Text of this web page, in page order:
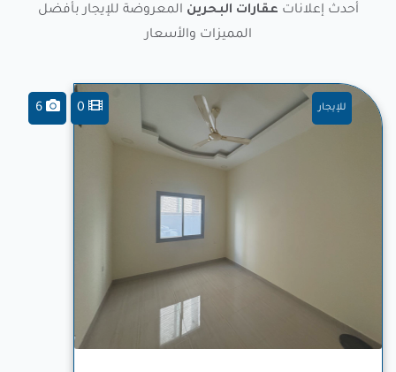
أحدث إعلانات عقارات البحرين المعروضة للإيجار بأفضل
المميزات والأسعار
6 للإيجار